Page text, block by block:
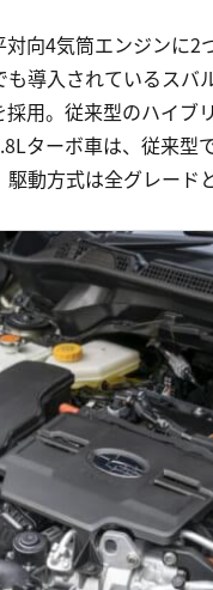
向4気筒エンジンに2
導入されているスバ
用。従来型のハイブ
ターボ車は、従来型
動方式は全グレード